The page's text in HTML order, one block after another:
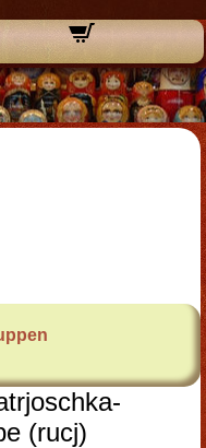
(rucj)